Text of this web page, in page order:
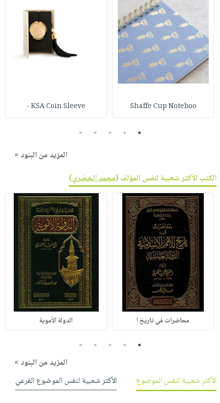
Shaffe Cup Noteboo
KSA Coin Sleeve -
1
2
3
4
5
المزيد من البنود »
الكتب الأكثر شعبية لنفس المؤلف (محمد الخضري)
محاضرات في تاريخ ا الدولة الأموية
1
2
3
4
5
المزيد من البنود »
الأكثر شعبية لنفس الموضوع
الأكثر شعبية لنفس الموضوع الفرعي